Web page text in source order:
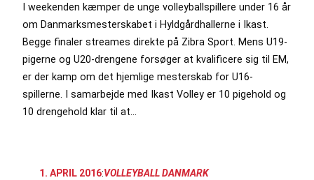
I weekenden kæmper de unge volleyballspillere under 16 år
om Danmarksmesterskabet i Hyldgårdhallerne i Ikast.
Begge finaler streames direkte på Zibra Sport. Mens U19-
pigerne og U20-drengene forsøger at kvalificere sig til EM,
er der kamp om det hjemlige mesterskab for U16-
spillerne. I samarbejde med Ikast Volley er 10 pigehold og
10 drengehold klar til at…
1. APRIL 2016:VOLLEYBALL DANMARK